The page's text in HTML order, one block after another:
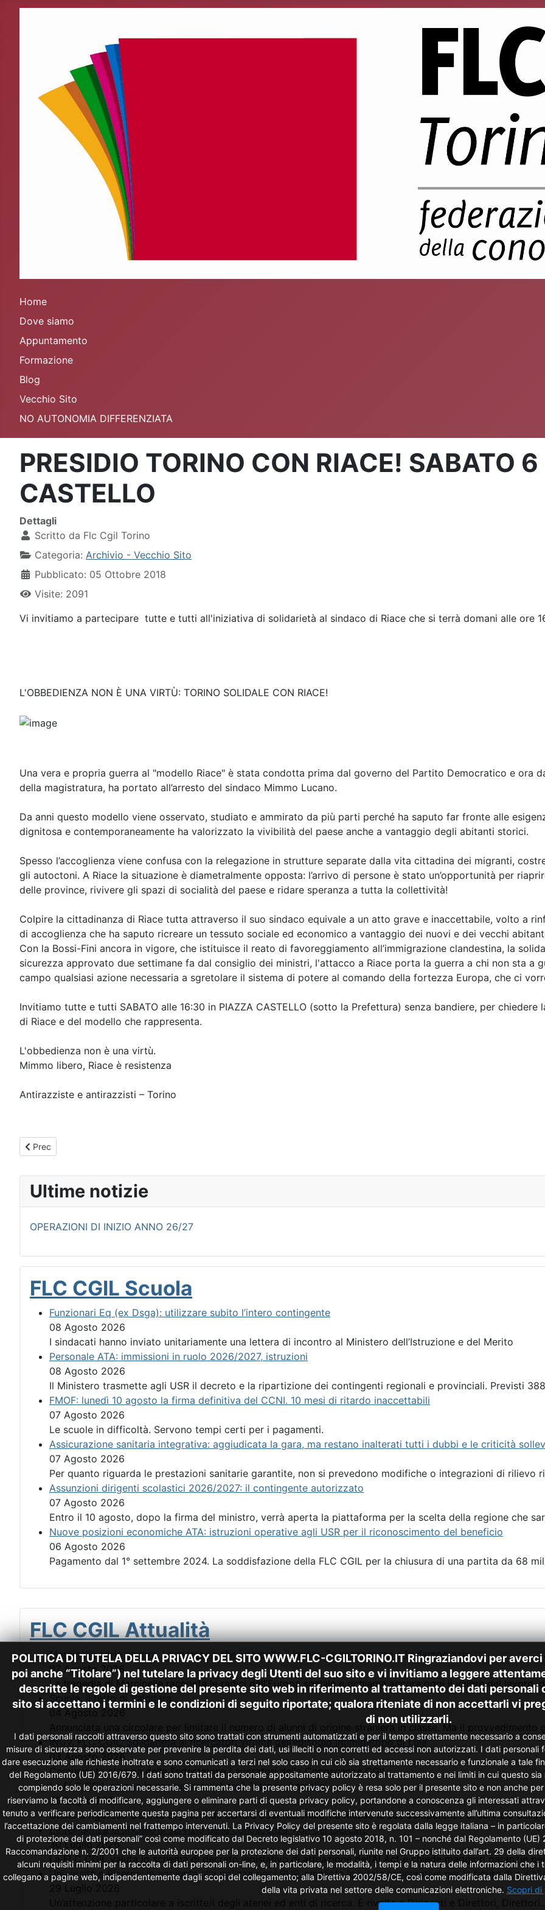
Home
Dove siamo
Appuntamento
Formazione
Blog
Vecchio Sito
NO AUTONOMIA DIFFERENZIATA
FLC CGIL Attualità
Marcinelle parla ancora. La memoria che interpella il lavoro, la conoscenza e la democrazia
07 Agosto 2026
La tragedia di Marcinelle racconta le radici dell’Europa sociale e richiama ancora oggi il valore del lavoro,
Scuola, il tetto di Valditara
04 Agosto 2026
Annunciata una circolare per limitare il numero di alunni di origine straniera in classe. Ma il provvedimento
INGV, FLC CGIL: Solidarietà ai ricercatori vittime dell’episodio intimidatorio di Lula
03 Agosto 2026
Comunicato stampa della Federazione Lavoratori della Conoscenza CGIL
La FLC CGIL piange la scomparsa del prof. Vittorio Angiolini
30 Luglio 2026
Giurista rigoroso e uomo di profonda cultura costituzionale, ha messo le sue competenze al servizio della
L’intelligenza artificiale al servizio della conoscenza, non del mercato
30 Luglio 2026
La FLC CGIL valuta lo schema di decreto legislativo di attuazione dell’AI Act e chiede maggiori garanzie
Università e Ricerca: in aggiunta alla polizza per i RUP, ampliate le tutele assicurative per le figure di cui
Un’attenzione particolare a iscritte/i degli atenei ed enti di ricerca. È rivolta a Dirigenti e Direttori, Direttori...
PRESIDIO TORINO CON RIACE! SABATO
CASTELLO
Dettagli
Scritto da Flc Cgil Torino
Categoria: Archivio - Vecchio Sito
Pubblicato: 05 Ottobre 2018
Visite: 2091
Vi invitiamo a partecipare tutte e tutti all'iniziativa di solidarietà al sindaco di Riace che si terrà domani alle ore
L'OBBEDIENZA NON È UNA VIRTÙ: TORINO SOLIDALE CON RIACE!
Una vera e propria guerra al "modello Riace" è stata condotta prima dal governo del Partito Democratico e ora
della magistratura, ha portato all’arresto del sindaco Mimmo Lucano.
Da anni questo modello viene osservato, studiato e ammirato da più parti perché ha saputo far fronte alle
dignitosa e contemporaneamente ha valorizzato la vivibilità del paese anche a vantaggio degli abitanti storici.
Spesso l’accoglienza viene confusa con la relegazione in strutture separate dalla vita cittadina dei migranti,
gli autoctoni. A Riace la situazione è diametralmente opposta: l’arrivo di persone è stato un’opportunità per
delle province, rivivere gli spazi di socialità del paese e ridare speranza a tutta la collettività!
Colpire la cittadinanza di Riace tutta attraverso il suo sindaco equivale a un atto grave e inaccettabile, volto a
di accoglienza che ha saputo ricreare un tessuto sociale ed economico a vantaggio dei nuovi e dei vecchi
Con la Bossi-Fini ancora in vigore, che istituisce il reato di favoreggiamento all’immigrazione clandestina, la
sicurezza approvato due settimane fa dal consiglio dei ministri, l'attacco a Riace porta la guerra a chi non sta a
campo qualsiasi azione necessaria a sgretolare il sistema di potere al comando della fortezza Europa, che ci
Invitiamo tutte e tutti SABATO alle 16:30 in PIAZZA CASTELLO (sotto la Prefettura) senza bandiere, per
di Riace e del modello che rappresenta.
L'obbedienza non è una virtù.
Mimmo libero, Riace è resistenza
Antirazziste e antirazzisti – Torino
Articolo precedente: MAI PIU' FASCISMI - RESTIAMO UMANI - Manifestazione antifascista ed antirazzista - Torino - Piazza
Prec
Ultime notizie
OPERAZIONI DI INIZIO ANNO 26/27
FLC CGIL Scuola
Funzionari Eq (ex Dsga): utilizzare subito l’intero contingente
08 Agosto 2026
I sindacati hanno inviato unitariamente una lettera di incontro al Ministero dell’Istruzione e del Merito
Personale ATA: immissioni in ruolo 2026/2027, istruzioni
08 Agosto 2026
Il Ministero trasmette agli USR il decreto e la ripartizione dei contingenti regionali e provinciali. Previsti
FMOF: lunedì 10 agosto la firma definitiva del CCNI. 10 mesi di ritardo inaccettabili
07 Agosto 2026
Le scuole in difficoltà. Servono tempi certi per i pagamenti.
Assicurazione sanitaria integrativa: aggiudicata la gara, ma restano inalterati tutti i dubbi e le criticità
07 Agosto 2026
Per quanto riguarda le prestazioni sanitarie garantite, non si prevedono modifiche o integrazioni di rilievo
Assunzioni dirigenti scolastici 2026/2027: il contingente autorizzato
07 Agosto 2026
Entro il 10 agosto, dopo la firma del ministro, verrà aperta la piattaforma per la scelta della regione che
Nuove posizioni economiche ATA: istruzioni operative agli USR per il riconoscimento del beneficio
06 Agosto 2026
Pagamento dal 1° settembre 2024. La soddisfazione della FLC CGIL per la chiusura di una partita da 68
POLITICA DI TUTELA DELLA PRIVACY DEL SITO WWW.FLC-CGILTORINO.IT Ringraziandovi per
poi anche “Titolare”) nel tutelare la privacy degli Utenti del suo sito e vi invitiamo a leggere
descritte le regole di gestione del presente sito web in riferimento al trattamento dei dati
sito si accettano i termini e le condizioni di seguito riportate; qualora riteniate di non accettarli vi
di non utilizzarli.
I dati personali raccolti attraverso questo sito sono trattati con strumenti automatizzati e per il tempo strettamente necessario a
misure di sicurezza sono osservate per prevenire la perdita dei dati, usi illeciti o non corretti ed accessi non autorizzati. I dati
dare esecuzione alle richieste inoltrate e sono comunicati a terzi nel solo caso in cui ciò sia strettamente necessario e funzionale a tale
del Regolamento (UE) 2016/679. I dati sono trattati da personale appositamente autorizzato al trattamento e nei limiti in cui questo
compiendo solo le operazioni necessarie. Si rammenta che la presente privacy policy è resa solo per il presente sito e non anche
riserviamo la facoltà di modificare, aggiungere o eliminare parti di questa privacy policy, portandone a conoscenza gli interessati
tenuto a verificare periodicamente questa pagina per accertarsi di eventuali modifiche intervenute successivamente all’ultima
l’accettazione dei cambiamenti nel frattempo intervenuti. La Privacy Policy del presente sito è regolata dalla legge italiana – in
di protezione dei dati personali” così come modificato dal Decreto legislativo 10 agosto 2018, n. 101 – nonché dal Regolamento
Raccomandazione n. 2/2001 che le autorità europee per la protezione dei dati personali, riunite nel Gruppo istituito dall’art. 29 della
alcuni requisiti minimi per la raccolta di dati personali on-line, e, in particolare, le modalità, i tempi e la natura delle informazioni che
collegano a pagine web, indipendentemente dagli scopi del collegamento; alla Direttiva 2002/58/CE, così come modificata dalla
della vita privata nel settore delle comunicazioni elettroniche. Scopri di